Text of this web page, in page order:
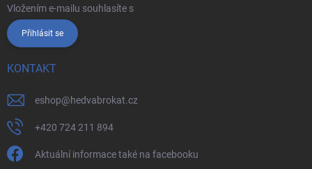
Vložením e-mailu souhlasíte s
Přihlásit se
KONTAKT
eshop@hedvabrokat.cz
+420 724 211 894
Aktuální informace také na facebooku